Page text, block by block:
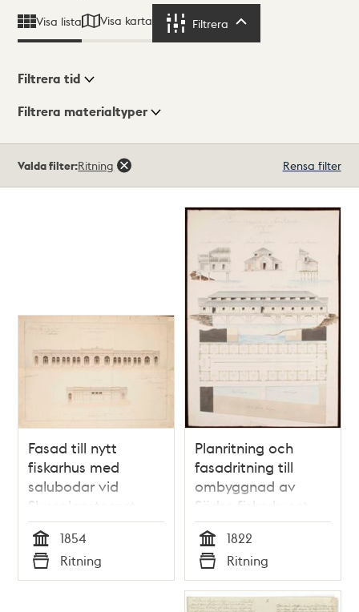
Visa lista Visa karta Filtrera
Visningsläge
Filtrera tid
Filtrera materialtyper
träffar
Valda filter:Ritning Rensa filter
Fasad till nytt
fiskarhus med
salubodar vid
Slussplanstorget
Tid
1854
Typ
Ritning
Planritning och
fasadritning till
ombyggnad av
Södra fiskarhuset
Tid
1822
Typ
Ritning